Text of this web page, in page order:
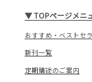
▼TOPページメニ
おすすめ・ベストセ
新刊一覧
定期購読のご案内